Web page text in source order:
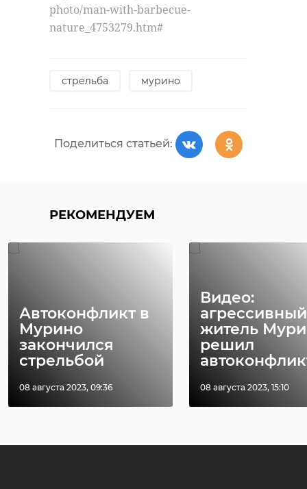
photo/man-with-barbecue-
nature_4753279.htm#
стрельба мурино
Поделиться статьей:
РЕКОМЕНДУЕМ
Автоконфликт в
Мурино
закончился
стрельбой
08 августа 2023, 09:36
Видео:
агрессивный
житель
решил
08 августа 2023, 15:10